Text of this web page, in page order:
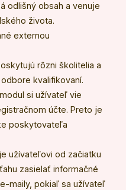
odlišný obsah a venuje
života.
externou
rôzni školitelia a
kvalifikovaní.
si užívateľ vie
účte. Preto je
poskytovateľa
užívateľovi od začiatku
zasielať informačné
maily, pokiaľ sa užívateľ